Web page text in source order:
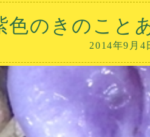
色のきのこと
2014年9月4